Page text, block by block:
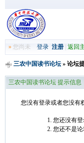
»您尚未 登录 注册| 返回
三农中国读书论坛» 论坛
三农中国读书论坛 提示信息
您没有登录或者您没有
您还没有
您还不是